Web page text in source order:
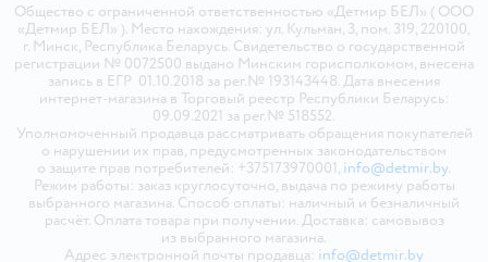
Общество с ограниченной ответственностью «Детмир БЕЛ» ( ООО
«Детмир БЕЛ» ). Место нахождения: ул. Кульман, 3, пом. 319, 220100,
г. Минск, Республика Беларусь. Свидетельство о государственной
регистрации № 0072500 выдано Минским горисполкомом, внесена
запись в ЕГР 01.10.2018 за рег.№ 193143448. Дата внесения
интернет-магазина в Торговый реестр Республики Беларусь:
09.09.2021 за рег.№ 518552.
Уполномоченный продавца рассматривать обращения покупателей
о нарушении их прав, предусмотренных законодательством
о защите прав потребителей: +375173970001, info@detmir.by.
Режим работы: заказ круглосуточно, выдача по режиму работы
выбранного магазина. Способ оплаты: наличный и безналичный
расчёт. Оплата товара при получении. Доставка: самовывоз
из выбранного магазина.
Адрес электронной почты продавца: info@detmir.by